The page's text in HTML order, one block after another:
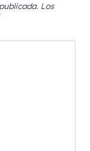
Los